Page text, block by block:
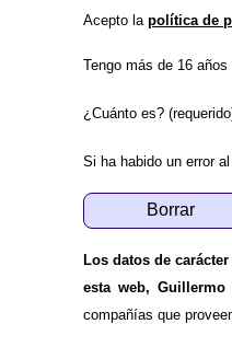
Acepto la política de
Tengo más de 16
¿Cuánto es?
Si ha habido un error
Los datos de carácter
esta web,
compañías que